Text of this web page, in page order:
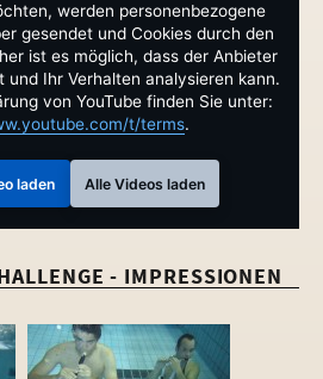
werden personenbezogene
gesendet und Cookies durch den
ist es möglich, dass der Anbieter
Ihr Verhalten analysieren kann.
von YouTube finden Sie unter:
t/terms.
laden Alle Videos laden
- IMPRESSIONEN